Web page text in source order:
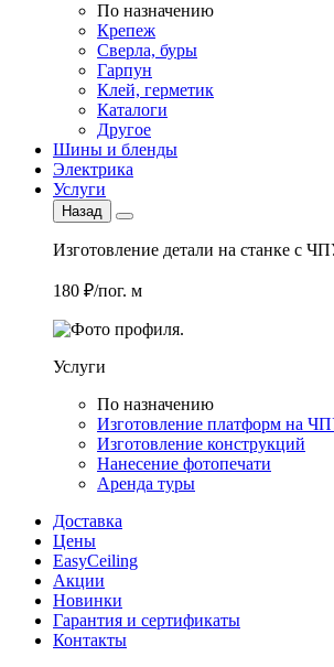
По назначению
Крепеж
Сверла, буры
Гарпун
Клей, герметик
Каталоги
Другое
Шины и бленды
Электрика
Услуги
Назад
Изготовление детали на станке с
180 ₽/пог. м
Услуги
По назначению
Изготовление платформ на
Изготовление конструкций
Нанесение фотопечати
Аренда туры
Доставка
Цены
EasyCeiling
Акции
Новинки
Гарантия и сертификаты
Контакты